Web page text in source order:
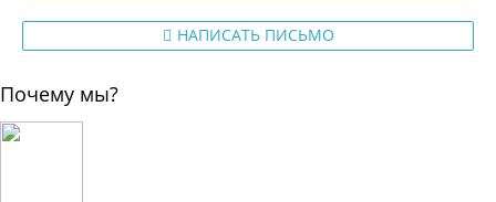
НАПИСАТЬ ПИСЬМО
Почему мы?